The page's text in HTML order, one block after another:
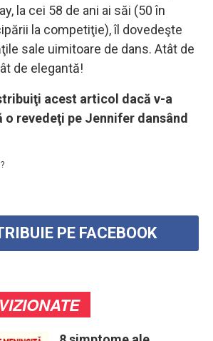
la cei 58 de ani ai săi (50 în
la competiţie), îl dovedeşte
sale uimitoare de dans. Atât de
de elegantă!
acest articol dacă v-a
o revedeţi pe Jennifer dansând
PE FACEBOOK